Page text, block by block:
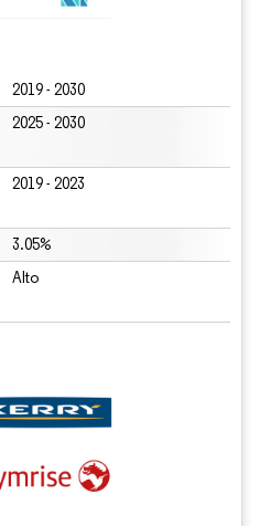
2019 - 2030
2025 - 2030
2019 - 2023
3.05%
Alto